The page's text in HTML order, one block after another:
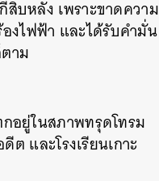
บหลัง เพราะขาดความ
งไฟฟ้า และได้รับคำมั่น
าม
อยู่ในสภาพทรุดโทรม
และโรงเรียนเกาะ